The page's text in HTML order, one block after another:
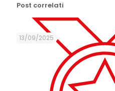
Post correlati
13/09/2025